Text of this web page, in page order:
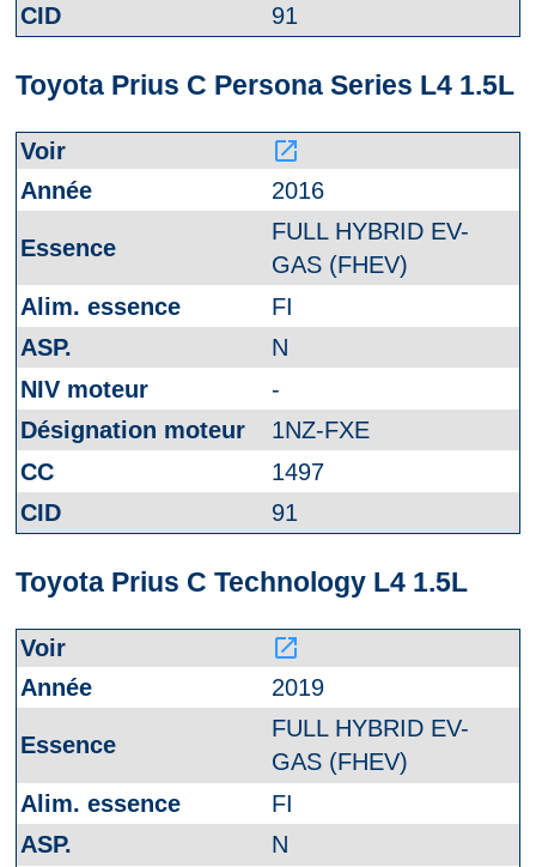
91
Toyota Prius C Persona Series L4 1.5L
launch
2016
FULL HYBRID EV-
GAS (FHEV)
FI
N
-
1NZ-FXE
1497
91
Toyota Prius C Technology L4 1.5L
launch
2019
FULL HYBRID EV-
GAS (FHEV)
FI
N